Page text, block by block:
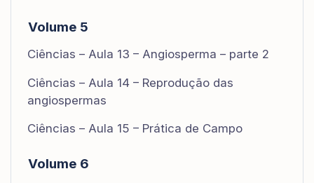
Volume 5
Ciências – Aula 13 – Angiosperma – parte 2
Ciências – Aula 14 – Reprodução das
angiospermas
Ciências – Aula 15 – Prática de Campo
Volume 6